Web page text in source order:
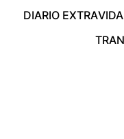
DIARIO EXTRA